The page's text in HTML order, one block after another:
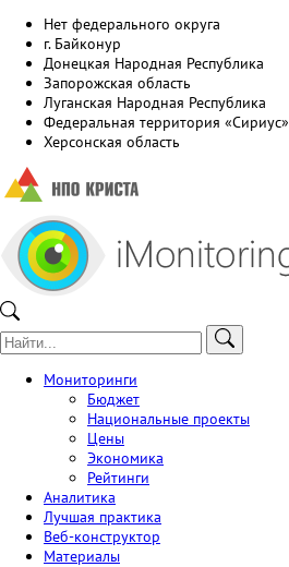
Нет федерального округа
г. Байконур
Донецкая Народная Республика
Запорожская область
Луганская Народная Республика
Федеральная территория «Сириус»
Херсонская область
Мониторинги
Бюджет
Национальные проекты
Цены
Экономика
Рейтинги
Аналитика
Лучшая практика
Веб-конструктор
Материалы